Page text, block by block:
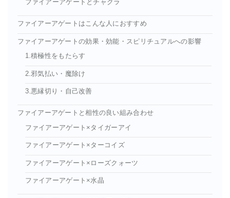
ファイアーアゲートとチャクラ
ファイアーアゲートはこんな人におすすめ
ファイアーアゲートの効果・効能・スピリチュアルへの影響
1.積極性をもたらす
2.邪気払い・魔除け
3.悪縁切り・自己改善
ファイアーアゲートと相性の良い組み合わせ
ファイアーアゲート×タイガーアイ
ファイアーアゲート×ターコイズ
ファイアーアゲート×ローズクォーツ
ファイアーアゲート×水晶